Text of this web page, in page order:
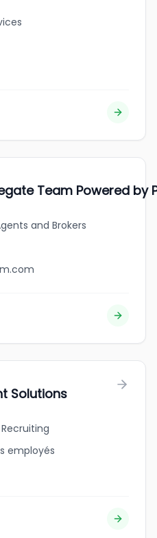
Team Powered by
and Brokers
Solutions
employés